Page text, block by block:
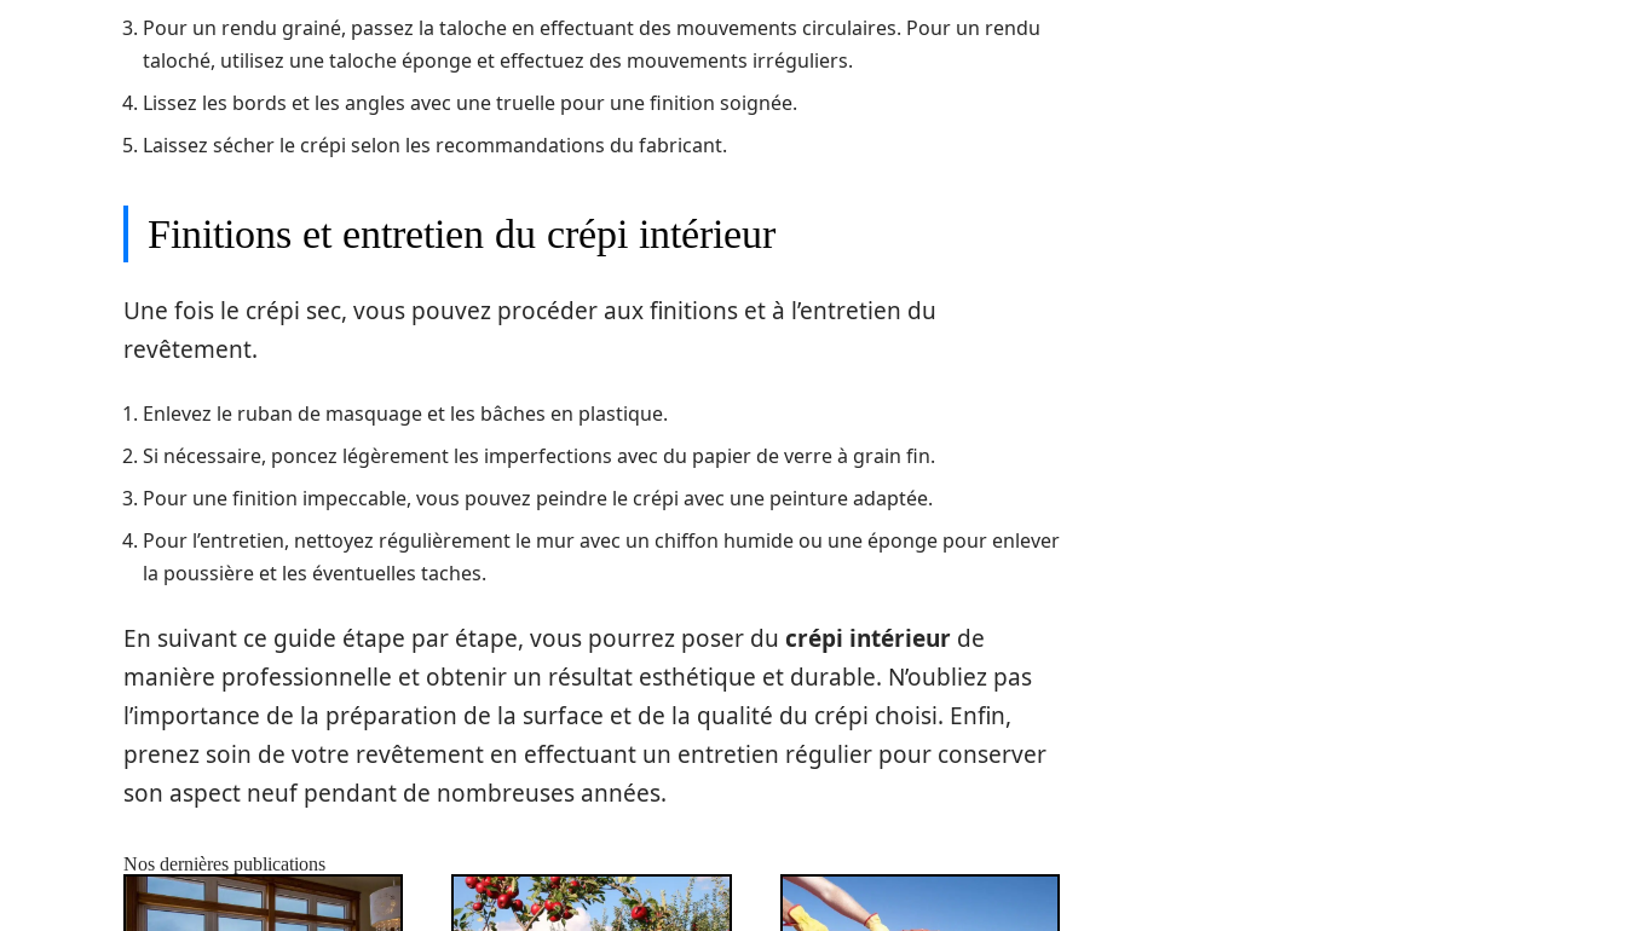
Pour un rendu grainé, passez la taloche en effectuant des mouvements circulaires. Pour un rendu
taloché, utilisez une taloche éponge et effectuez des mouvements irréguliers.
Lissez les bords et les angles avec une truelle pour une finition soignée.
Laissez sécher le crépi selon les recommandations du fabricant.
Finitions et entretien du crépi intérieur
Une fois le crépi sec, vous pouvez procéder aux finitions et à l’entretien du
revêtement.
Enlevez le ruban de masquage et les bâches en plastique.
Si nécessaire, poncez légèrement les imperfections avec du papier de verre à grain fin.
Pour une finition impeccable, vous pouvez peindre le crépi avec une peinture adaptée.
Pour l’entretien, nettoyez régulièrement le mur avec un chiffon humide ou une éponge pour enlever
la poussière et les éventuelles taches.
En suivant ce guide étape par étape, vous pourrez poser du crépi intérieur de
manière professionnelle et obtenir un résultat esthétique et durable. N’oubliez pas
l’importance de la préparation de la surface et de la qualité du crépi choisi. Enfin,
prenez soin de votre revêtement en effectuant un entretien régulier pour conserver
son aspect neuf pendant de nombreuses années.
Nos dernières publications